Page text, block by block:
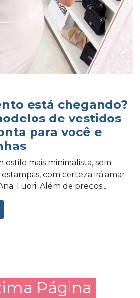
está chegando?
de vestidos
para você e
mais minimalista, sem
com certeza irá amar
Tuori. Além de preços...
Página